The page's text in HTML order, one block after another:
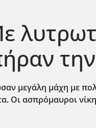
μεγάλη μάχη με
Οι ασπρόμαυροι